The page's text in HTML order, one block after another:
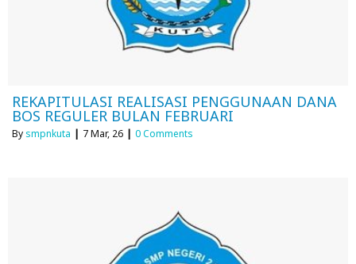
REKAPITULASI REALISASI PENGGUNAAN DANA
BOS REGULER BULAN FEBRUARI
By smpnkuta | 7Mar, 26 | 0 Comments